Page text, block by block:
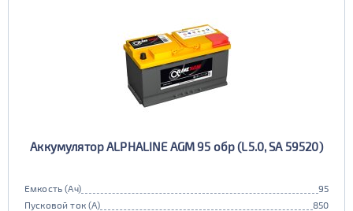
Аккумулятор ALPHALINE AGM 95 обр (L5.0, SA 59520)
Емкость (Ач)
95
Пусковой ток (А)
850